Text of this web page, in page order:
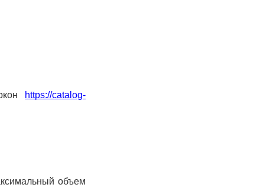
https://catalog-
объем